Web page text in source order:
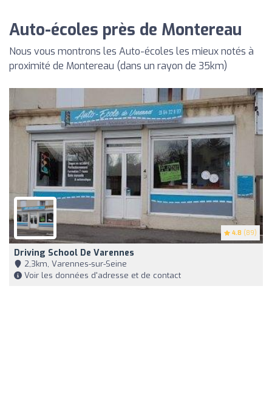
Auto-écoles près de Montereau
Nous vous montrons les Auto-écoles les mieux notés à
proximité de Montereau (dans un rayon de 35km)
4.8 (89)
Driving School De Varennes
2,3km, Varennes-sur-Seine
Voir les données d'adresse et de contact